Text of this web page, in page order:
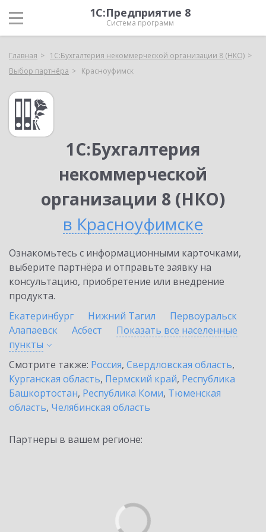
1С:Предприятие 8
Система программ
Главная
1С:Бухгалтерия некоммерческой организации 8 (НКО)
Выбор партнёра
Красноуфимск
1С:Бухгалтерия
некоммерческой
организации 8 (НКО)
в Красноуфимске
Ознакомьтесь с информационными карточками,
выберите партнёра и отправьте заявку на
консультацию, приобретение или внедрение
продукта.
Екатеринбург
Нижний Тагил
Первоуральск
Алапаевск
Асбест
Показать все населенные
пункты
Смотрите также: Россия, Свердловская область,
Курганская область, Пермский край, Республика
Башкортостан, Республика Коми, Тюменская
область, Челябинская область
Партнеры в вашем регионе: